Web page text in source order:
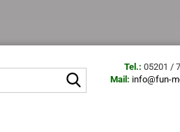
Tel.: 05201 /
Mail : info@fun-